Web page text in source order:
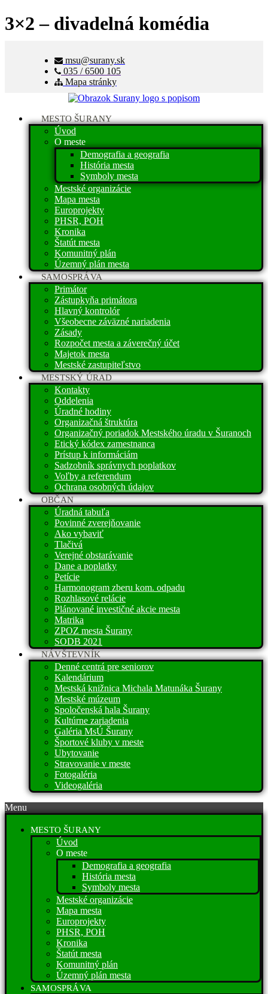
3×2 – divadelná komédia
msu@surany.sk
035 / 6500 105
Mapa stránky
MESTO ŠURANY
Úvod
O meste
Demografia a geografia
História mesta
Symboly mesta
Mestské organizácie
Mapa mesta
Europrojekty
PHSR, POH
Kronika
Štatút mesta
Komunitný plán
Územný plán mesta
SAMOSPRÁVA
Primátor
Zástupkyňa primátora
Hlavný kontrolór
Všeobecne záväzné nariadenia
Zásady
Rozpočet mesta a záverečný účet
Majetok mesta
Mestské zastupiteľstvo
MESTSKÝ ÚRAD
Kontakty
Oddelenia
Úradné hodiny
Organizačná štruktúra
Organizačný poriadok Mestského úradu v Šuranoch
Etický kódex zamestnanca
Prístup k informáciám
Sadzobník správnych poplatkov
Voľby a referendum
Ochrana osobných údajov
OBČAN
Úradná tabuľa
Povinné zverejňovanie
Ako vybaviť
Tlačivá
Verejné obstarávanie
Dane a poplatky
Petície
Harmonogram zberu kom. odpadu
Rozhlasové relácie
Plánované investičné akcie mesta
Matrika
ZPOZ mesta Šurany
SODB 2021
NÁVŠTEVNÍK
Denné centrá pre seniorov
Kalendárium
Mestská knižnica Michala Matunáka Šurany
Mestské múzeum
Spoločenská hala Šurany
Kultúrne zariadenia
Galéria MsÚ Šurany
Športové kluby v meste
Ubytovanie
Stravovanie v meste
Fotogaléria
Videogaléria
Menu
MESTO ŠURANY
Úvod
O meste
Demografia a geografia
História mesta
Symboly mesta
Mestské organizácie
Mapa mesta
Europrojekty
PHSR, POH
Kronika
Štatút mesta
Komunitný plán
Územný plán mesta
SAMOSPRÁVA